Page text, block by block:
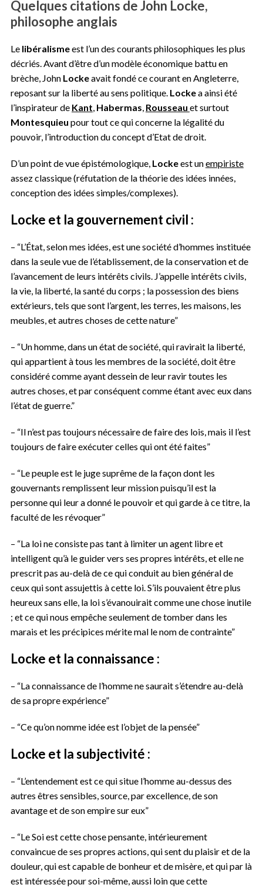
Quelques citations de John Locke,
philosophe anglais
Le libéralismeest l’un des courants philosophiques les plus
décriés. Avant d’être d’un modèle économique battu en
brèche, John Lockeavait fondé ce courant en Angleterre,
reposant sur la liberté au sens politique. Lockea ainsi été
l’inspirateur de Kant, Habermas, Rousseau et surtout
Montesquieu pour tout ce qui concerne la légalité du
pouvoir, l’introduction du concept d’Etat de droit.
D’un point de vue épistémologique, Lockeest unempiriste
assez classique (réfutation de la théorie des idées innées,
conception des idées simples/complexes).
Locke et la gouvernement civil :
– “L’État, selon mes idées, est une société d’hommes instituée
dans la seule vue de l’établissement, de la conservation et de
l’avancement de leurs intérêts civils. J’appelle intérêts civils,
la vie, la liberté, la santé du corps ; la possession des biens
extérieurs, tels que sont l’argent, les terres, les maisons, les
meubles, et autres choses de cette nature”
– “Un homme, dans un état de société, qui ravirait la liberté,
qui appartient à tous les membres de la société, doit être
considéré comme ayant dessein de leur ravir toutes les
autres choses, et par conséquent comme étant avec eux dans
l’état de guerre.”
– “Il n’est pas toujours nécessaire de faire des lois, mais il l’est
toujours de faire exécuter celles qui ont été faites”
– “Le peuple est le juge suprême de la façon dont les
gouvernants remplissent leur mission puisqu’il est la
personne qui leur a donné le pouvoir et qui garde à ce titre, la
faculté de les révoquer”
– “La loi ne consiste pas tant à limiter un agent libre et
intelligent qu’à le guider vers ses propres intérêts, et elle ne
prescrit pas au-delà de ce qui conduit au bien général de
ceux qui sont assujettis à cette loi. S’ils pouvaient être plus
heureux sans elle, la loi s’évanouirait comme une chose inutile
; et ce qui nous empêche seulement de tomber dans les
marais et les précipices mérite mal le nom de contrainte”
Locke et la connaissance :
– “La connaissance de l’homme ne saurait s’étendre au-delà
de sa propre expérience”
– “Ce qu’on nomme idée est l’objet de la pensée”
Locke et la subjectivité :
– “L’entendement est ce qui situe l’homme au-dessus des
autres êtres sensibles, source, par excellence, de son
avantage et de son empire sur eux”
– “Le Soi est cette chose pensante, intérieurement
convaincue de ses propres actions, qui sent du plaisir et de la
douleur, qui est capable de bonheur et de misère, et qui par là
est intéressée pour soi-même, aussi loin que cette